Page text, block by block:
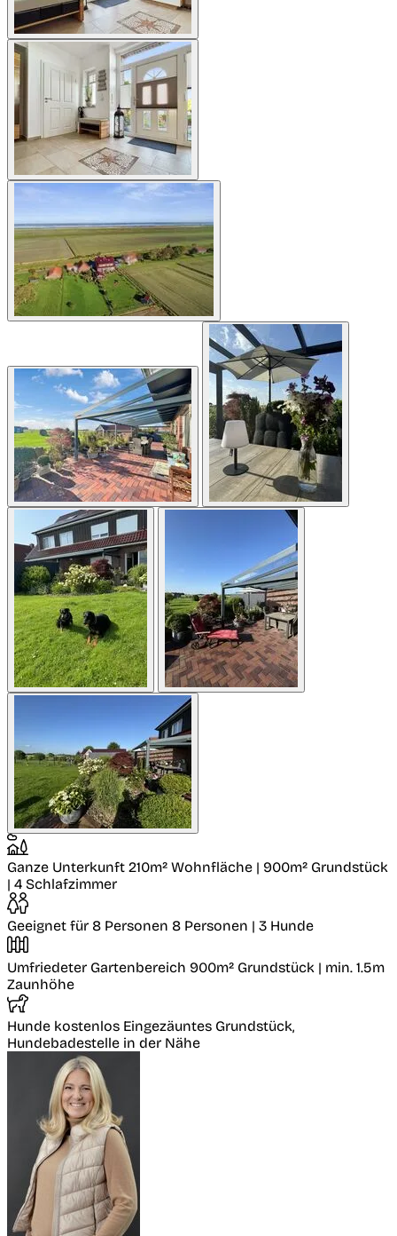
Ganze Unterkunft 210m² Wohnfläche | 900m² Grundstück
| 4 Schlafzimmer
Geeignet für 8 Personen 8 Personen | 3 Hunde
Umfriedeter Gartenbereich 900m² Grundstück | min. 1.5m
Zaunhöhe
Hunde kostenlos Eingezäuntes Grundstück,
Hundebadestelle in der Nähe